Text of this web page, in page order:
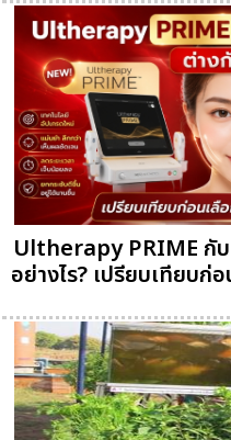
Ultherapy PRIME กั
อย่างไร? เปรียบเทียบก่